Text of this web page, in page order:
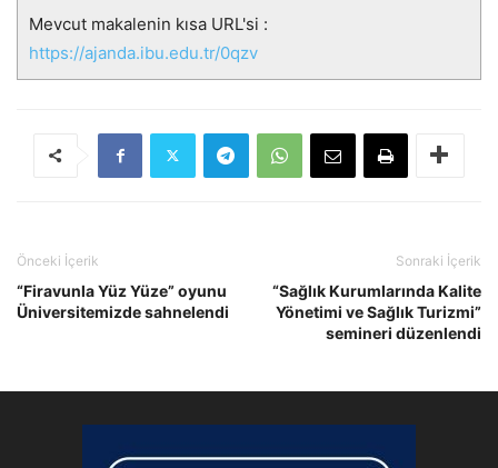
Mevcut makalenin kısa URL'si :
https://ajanda.ibu.edu.tr/0qzv
Önceki İçerik
“Firavunla Yüz Yüze” oyunu
Üniversitemizde sahnelendi
Sonraki İçerik
“Sağlık Kurumlarında Kalite
Yönetimi ve Sağlık Turizmi”
semineri düzenlendi